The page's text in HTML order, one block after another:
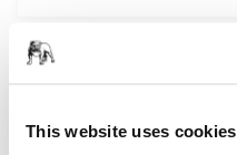
This website uses cookies